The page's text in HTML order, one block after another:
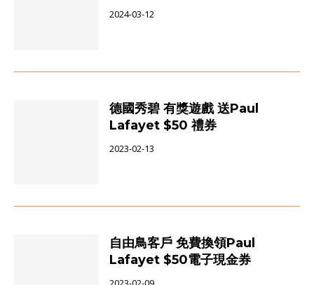
2024-03-12
德國秀碧 有獎遊戲 送Paul
Lafayet $50 禮券
2023-02-13
自由鳥客戶 免費換領Paul
Lafayet $50電子現金券